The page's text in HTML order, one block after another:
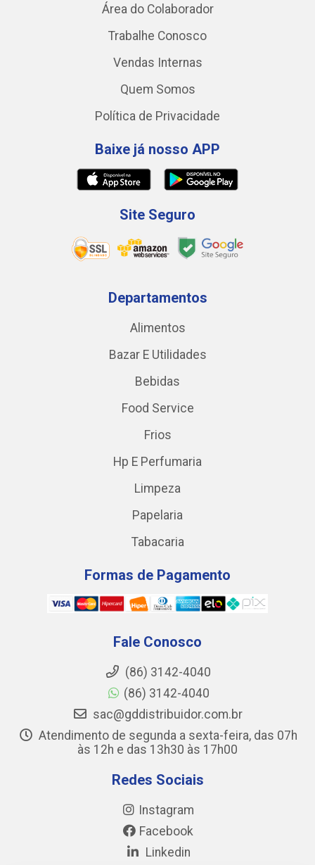
Área do Colaborador
Trabalhe Conosco
Vendas Internas
Quem Somos
Política de Privacidade
Baixe já nosso APP
Site Seguro
Departamentos
Alimentos
Bazar E Utilidades
Bebidas
Food Service
Frios
Hp E Perfumaria
Limpeza
Papelaria
Tabacaria
Formas de Pagamento
Fale Conosco
(86) 3142-4040
(86) 3142-4040
sac@gddistribuidor.com.br
Atendimento de segunda a sexta-feira, das 07h
às 12h e das 13h30 às 17h00
Redes Sociais
Instagram
Facebook
Linkedin